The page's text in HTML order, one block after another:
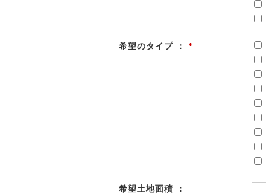
希望のタイプ ： *
希望土地面積 ：